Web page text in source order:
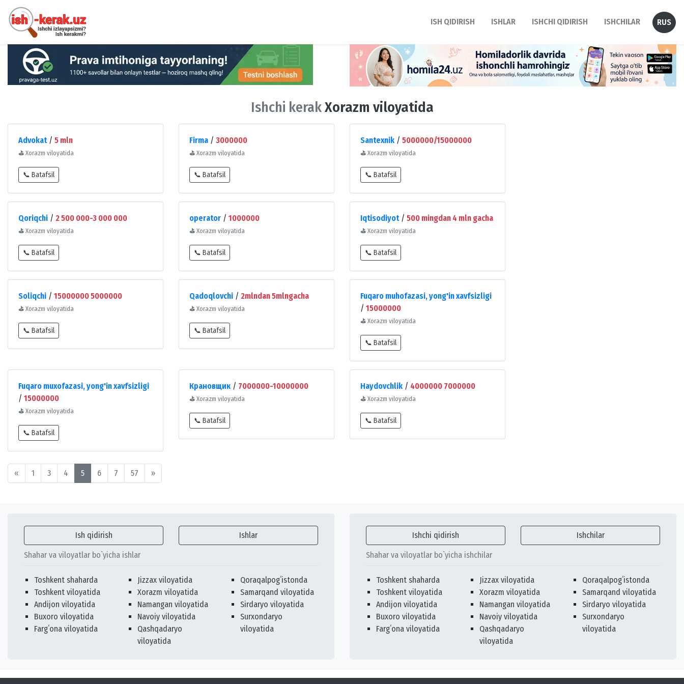
ISH QIDIRISH ISHLAR ISHCHI QIDIRISH ISHCHILAR RUS
Ishchi kerakXorazm viloyatida
Advokat/ 5 mln
⛳ Xorazm viloyatida
📞 Batafsil
Firma / 3000000
⛳ Xorazm viloyatida
📞 Batafsil
Santexnik / 5000000/15000000
⛳ Xorazm viloyatida
📞 Batafsil
Qoriqchi / 2 500 000-3 000 000
⛳ Xorazm viloyatida
📞 Batafsil
operator / 1000000
⛳ Xorazm viloyatida
📞 Batafsil
Iqtisodiyot/ 500 mingdan 4 mln gacha
⛳ Xorazm viloyatida
📞 Batafsil
Soliqchi / 15000000 5000000
⛳ Xorazm viloyatida
📞 Batafsil
Qadoqlovchi / 2mlndan 5mlngacha
⛳ Xorazm viloyatida
📞 Batafsil
Fuqaro muhofazasi, yong'in xavfsizligi
/ 15000000
⛳ Xorazm viloyatida
📞 Batafsil
Fuqaro muxofazasi, yong'in xavfsizligi
/ 15000000
⛳ Xorazm viloyatida
📞 Batafsil
Крановщик / 7000000-10000000
⛳ Xorazm viloyatida
📞 Batafsil
Haydovchlik / 4000000 7000000
⛳ Xorazm viloyatida
📞 Batafsil
« 1 3 4 5 6 7 57 »
Ish qidirish Ishlar
Shahar va viloyatlar bo`yicha ishlar
Toshkent shaharda
Toshkent viloyatida
Andijon viloyatida
Buxoro viloyatida
Fargʻona viloyatida
Jizzax viloyatida
Xorazm viloyatida
Namangan viloyatida
Navoiy viloyatida
Qashqadaryo
viloyatida
Qoraqalpogʻistonda
Samarqand viloyatida
Sirdaryo viloyatida
Surxondaryo
viloyatida
Ishchi qidirish Ishchilar
Shahar va viloyatlar bo`yicha ishchilar
Toshkent shaharda
Toshkent viloyatida
Andijon viloyatida
Buxoro viloyatida
Fargʻona viloyatida
Jizzax viloyatida
Xorazm viloyatida
Namangan viloyatida
Navoiy viloyatida
Qashqadaryo
viloyatida
Qoraqalpogʻistonda
Samarqand viloyatida
Sirdaryo viloyatida
Surxondaryo
viloyatida